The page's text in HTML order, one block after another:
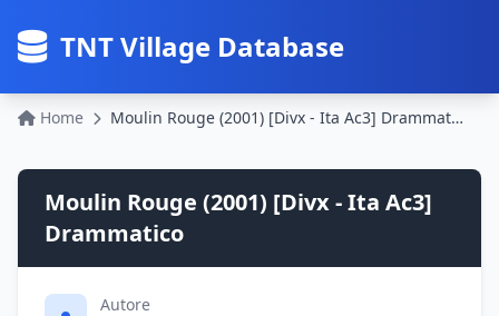
TNT Village Database
Home Moulin Rouge (2001) [Divx - Ita Ac3] Drammatico
Moulin Rouge (2001) [Divx - Ita Ac3]
Drammatico
Autore